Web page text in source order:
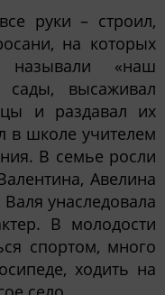
руки – строил,
на которых
«наш
высаживал
и раздавал их
в школе учителем
В семье росли
Авелина
унаследовала
В молодости
спортом, много
ходить на